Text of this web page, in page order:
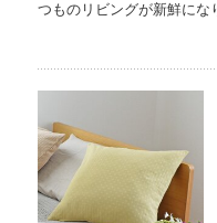
つものリビングが新鮮にな